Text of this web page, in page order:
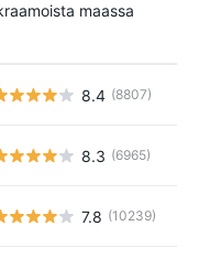
maassa
8.4 (8807)
8.3 (6965)
7.8 (10239)